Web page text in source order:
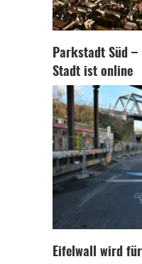
Parkstadt Süd
Stadt ist online
Eifelwall wird